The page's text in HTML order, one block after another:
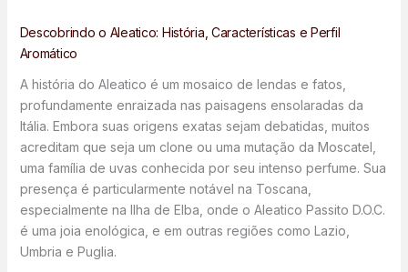
Descobrindo o Aleatico: História, Características e Perfil
Aromático
A história do Aleatico é um mosaico de lendas e fatos,
profundamente enraizada nas paisagens ensolaradas da
Itália. Embora suas origens exatas sejam debatidas, muitos
acreditam que seja um clone ou uma mutação da Moscatel,
uma família de uvas conhecida por seu intenso perfume. Sua
presença é particularmente notável na Toscana,
especialmente na Ilha de Elba, onde o Aleatico Passito D.O.C.
é uma joia enológica, e em outras regiões como Lazio,
Umbria e Puglia.